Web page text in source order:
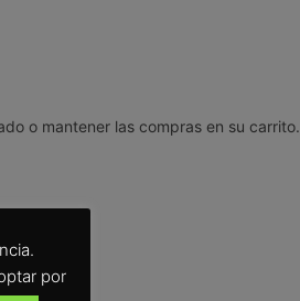
o mantener las compras en su carrito.
por